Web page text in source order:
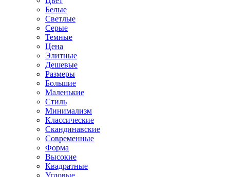
Белые
Светлые
Серые
Темные
Цена
Элитные
Дешевые
Размеры
Большие
Маленькие
Стиль
Минимализм
Классические
Скандинавские
Современные
Форма
Высокие
Квадратные
Угловые